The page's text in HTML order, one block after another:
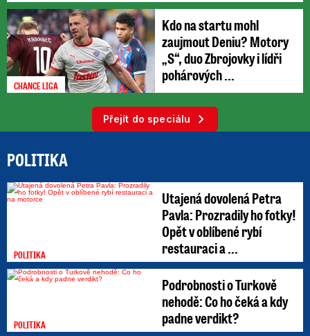
CHANCE LIGA
Kdo na startu mohl
zaujmout Deniu? Motory
„S“, duo Zbrojovky i lídři
pohárových ...
Přejít do speciálu
POLITIKA
POLITIKA
Utajená dovolená Petra
Pavla: Prozradily ho fotky!
Opět v oblíbené rybí
restauraci a ...
POLITIKA
Podrobnosti o Turkově
nehodě: Co ho čeká a kdy
padne verdikt?